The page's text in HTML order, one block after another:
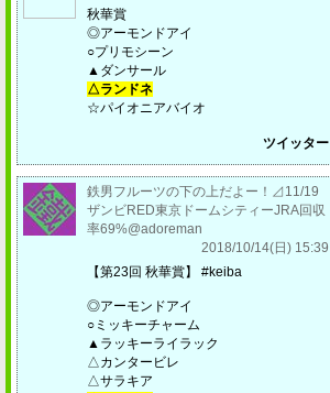
秋華賞
◎アーモンドアイ
○プリモシーン
▲ダンサール
△ランドネ
☆パイオニアバイオ
ツイッター
鉄男フルーツの下の上だよー！⊿11/19
ザンビRED東京ドームシティーJRA回収
率69%@adoreman
2018/10/14(日) 15:39
【第23回 秋華賞】 #keiba
◎アーモンドアイ
○ミッキーチャーム
▲ラッキーライラック
△カンタービレ
△サラキア